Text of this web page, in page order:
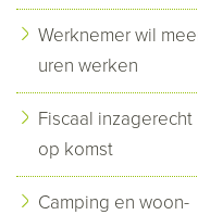
Werknemer wil
uren werken
Fiscaal inzagerecht
op komst
Camping en woon-